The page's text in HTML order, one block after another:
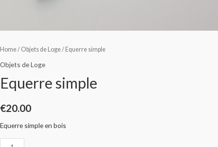
Home/ Objets de Loge/ Equerre simple
Objets de Loge
Equerre simple
€20.00
Equerre simple en bois